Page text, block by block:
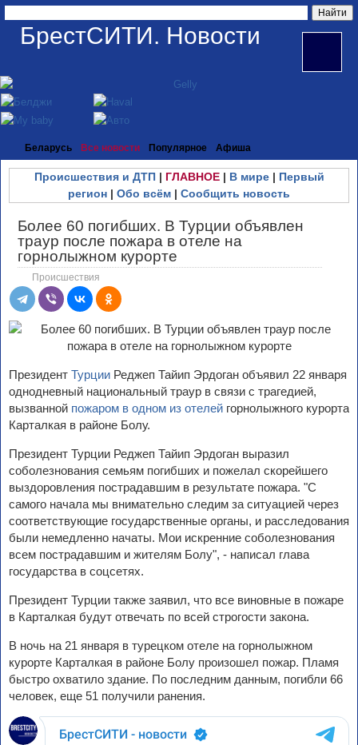
БрестСИТИ. Новости
Беларусь Все новости Популярное Афиша
Происшествия и ДТП| ГЛАВНОЕ| В мире| Первый
регион | Обо всём | Сообщить новость
Более 60 погибших. В Турции объявлен
траур после пожара в отеле на
горнолыжном курорте
Происшествия
Президент Турции Реджеп Тайип Эрдоган объявил 22 января
однодневный национальный траур в связи с трагедией,
вызванной пожаром в одном из отелей горнолыжного курорта
Карталкая в районе Болу.
Президент Турции Реджеп Тайип Эрдоган выразил
соболезнования семьям погибших и пожелал скорейшего
выздоровления пострадавшим в результате пожара. "С
самого начала мы внимательно следим за ситуацией через
соответствующие государственные органы, и расследования
были немедленно начаты. Мои искренние соболезнования
всем пострадавшим и жителям Болу", - написал глава
государства в соцсетях.
Президент Турции также заявил, что все виновные в пожаре
в Карталкая будут отвечать по всей строгости закона.
В ночь на 21 января в турецком отеле на горнолыжном
курорте Карталкая в районе Болу произошел пожар. Пламя
быстро охватило здание. По последним данным, погибли 66
человек, еще 51 получили ранения.